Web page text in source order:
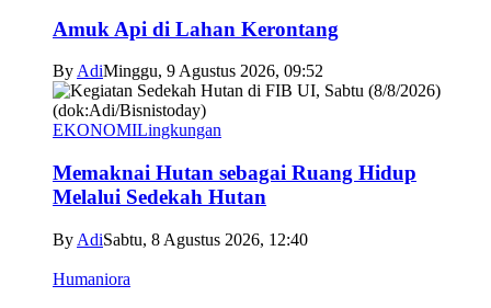
Amuk Api di Lahan Kerontang
By AdiMinggu, 9 Agustus 2026, 09:52
EKONOMILingkungan
Memaknai Hutan sebagai Ruang Hidup
Melalui Sedekah Hutan
By AdiSabtu, 8 Agustus 2026, 12:40
Humaniora